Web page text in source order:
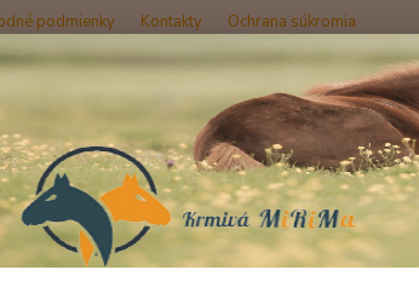
podmienky Kontakty Ochrana súkromia
Úvod Značka oblečenia MONTAR ZĽAVY!
MONTAR legíny